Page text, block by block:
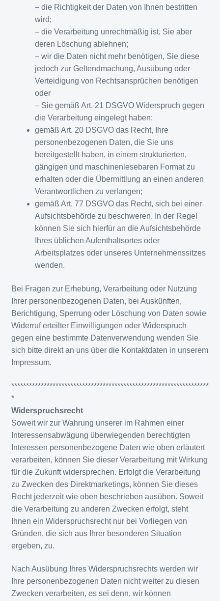
– die Richtigkeit der Daten von Ihnen bestritten
wird;
– die Verarbeitung unrechtmäßig ist, Sie aber
deren Löschung ablehnen;
– wir die Daten nicht mehr benötigen, Sie diese
jedoch zur Geltendmachung, Ausübung oder
Verteidigung von Rechtsansprüchen benötigen
oder
– Sie gemäß Art. 21 DSGVO Widerspruch gegen
die Verarbeitung eingelegt haben;
gemäß Art. 20 DSGVO das Recht, Ihre
personenbezogenen Daten, die Sie uns
bereitgestellt haben, in einem strukturierten,
gängigen und maschinenlesebaren Format zu
erhalten oder die Übermittlung an einen anderen
Verantwortlichen zu verlangen;
gemäß Art. 77 DSGVO das Recht, sich bei einer
Aufsichtsbehörde zu beschweren. In der Regel
können Sie sich hierfür an die Aufsichtsbehörde
Ihres üblichen Aufenthaltsortes oder
Arbeitsplatzes oder unseres Unternehmenssitzes
wenden.
Bei Fragen zur Erhebung, Verarbeitung oder Nutzung
Ihrer personenbezogenen Daten, bei Auskünften,
Berichtigung, Sperrung oder Löschung von Daten sowie
Widerruf erteilter Einwilligungen oder Widerspruch
gegen eine bestimmte Datenverwendung wenden Sie
sich bitte direkt an uns über die Kontaktdaten in unserem
Impressum.
*******************************************************************
*
Widerspruchsrecht
Soweit wir zur Wahrung unserer im Rahmen einer
Interessensabwägung überwiegenden berechtigten
Interessen personenbezogene Daten wie oben erläutert
verarbeiten, können Sie dieser Verarbeitung mit Wirkung
für die Zukunft widersprechen. Erfolgt die Verarbeitung
zu Zwecken des Direktmarketings, können Sie dieses
Recht jederzeit wie oben beschrieben ausüben. Soweit
die Verarbeitung zu anderen Zwecken erfolgt, steht
Ihnen ein Widerspruchsrecht nur bei Vorliegen von
Gründen, die sich aus Ihrer besonderen Situation
ergeben, zu.
Nach Ausübung Ihres Widerspruchsrechts werden wir
Ihre personenbezogenen Daten nicht weiter zu diesen
Zwecken verarbeiten, es sei denn, wir können